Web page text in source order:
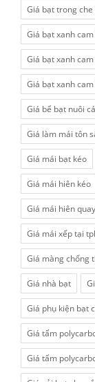
Giá bạt trong
Giá bạt xanh
Giá bạt xanh
Giá bạt xanh
Giá bể bạt nuôi cá
Giá làm mái tôn
Giá mái bạt kéo
Giá mái hiên kéo
Giá mái hiên
Giá mái xếp tại
Giá màng chống
Giá nhà bạt
Giá phụ kiện bạt
Giá tấm
Giá tấm